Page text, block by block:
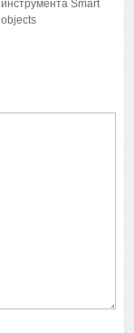
инструмента Smart
objects